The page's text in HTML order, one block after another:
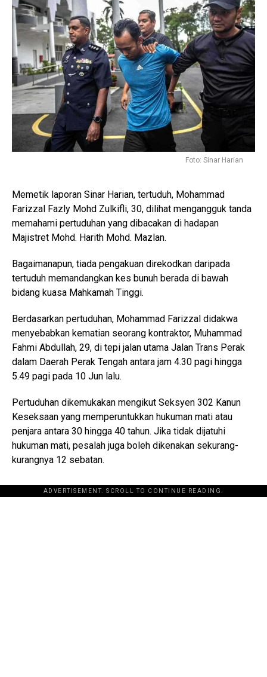
Foto: Sinar Harian
Memetik laporan Sinar Harian, tertuduh, Mohammad
Farizzal Fazly Mohd Zulkifli, 30, dilihat mengangguk tanda
memahami pertuduhan yang dibacakan di hadapan
Majistret Mohd. Harith Mohd. Mazlan.
Bagaimanapun, tiada pengakuan direkodkan daripada
tertuduh memandangkan kes bunuh berada di bawah
bidang kuasa Mahkamah Tinggi.
Berdasarkan pertuduhan, Mohammad Farizzal didakwa
menyebabkan kematian seorang kontraktor, Muhammad
Fahmi Abdullah, 29, di tepi jalan utama Jalan Trans Perak
dalam Daerah Perak Tengah antara jam 4.30 pagi hingga
5.49 pagi pada 10 Jun lalu.
Pertuduhan dikemukakan mengikut Seksyen 302 Kanun
Keseksaan yang memperuntukkan hukuman mati atau
penjara antara 30 hingga 40 tahun. Jika tidak dijatuhi
hukuman mati, pesalah juga boleh dikenakan sekurang-
kurangnya 12 sebatan.
ADVERTISEMENT. SCROLL TO CONTINUE READING.